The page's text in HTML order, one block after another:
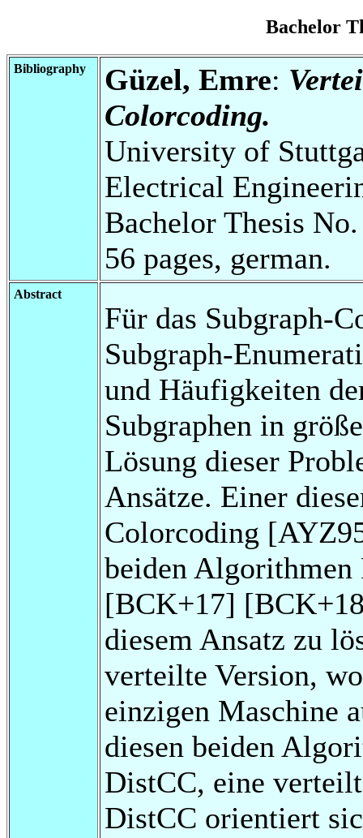
Bachelor
Bibliography Güzel, Emre:
Colorcoding.
University of
Electrical
Bachelor Thesis
56 pages, german.
Abstract
Für das Subgraph-
Subgraph-
und Häufigkeiten
Subgraphen in
Lösung dieser
Ansätze. Einer
Colorcoding
beiden
[BCK+17]
diesem Ansatz zu
verteilte Version,
einzigen Maschine
diesen beiden
DistCC, eine
DistCC orientiert